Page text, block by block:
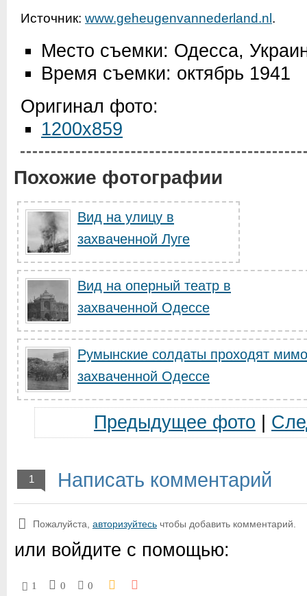
Источник: www.geheugenvannederland.nl .
Место съемки: Одесса,
Время съемки: октябрь 1941
Оригинал фото:
1200x859
Похожие фотографии
Вид на улицу в
захваченной Луге
Вид на оперный театр в
захваченной Одессе
Румынские солдаты проходят
захваченной Одессе
Предыдущее фото
1 Написать комментарий
Пожалуйста, авторизуйтесь чтобы добавить комментарий.
или войдите с помощью:
1 0 0